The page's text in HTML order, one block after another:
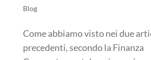
Blog
Come abbiamo visto nei due
precedenti, secondo la Finanza